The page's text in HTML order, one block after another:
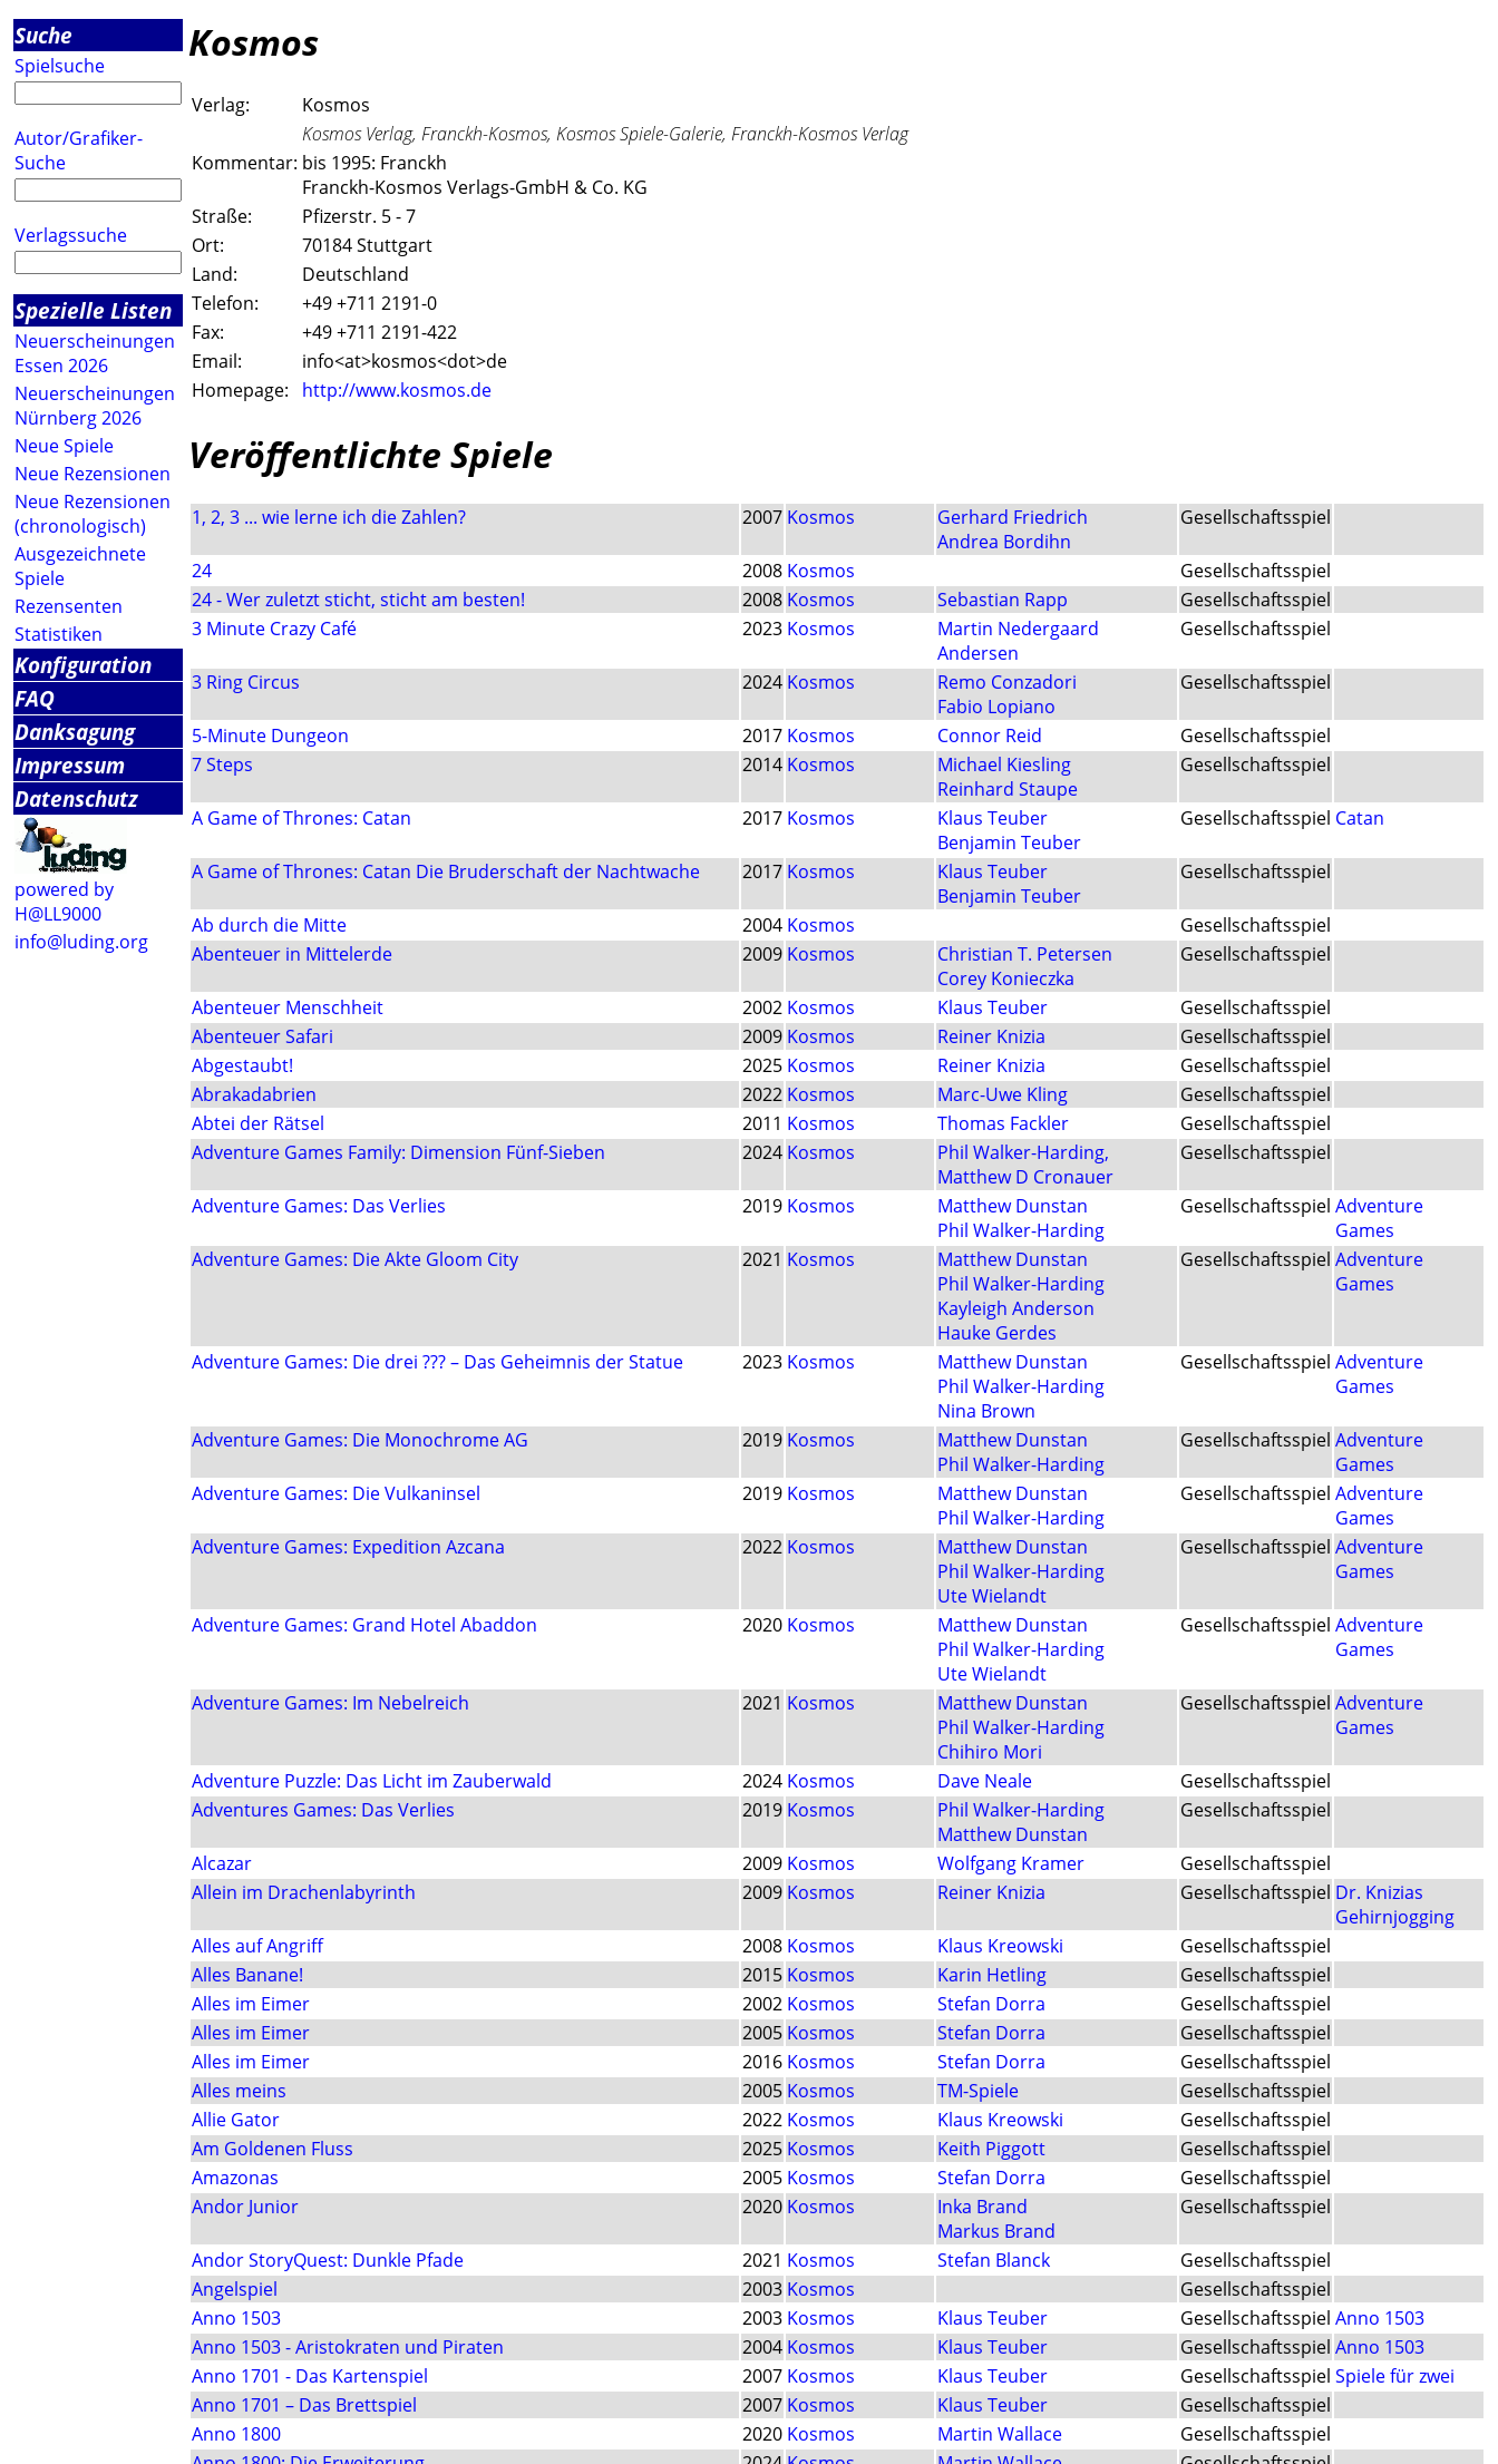
Suche
Spielsuche
Autor/Grafiker-
Suche
Verlagssuche
Spezielle Listen
Neuerscheinungen
Essen 2026
Neuerscheinungen
Nürnberg 2026
Neue Spiele
Neue Rezensionen
Neue Rezensionen
(chronologisch)
Ausgezeichnete
Spiele
Rezensenten
Statistiken
Konfiguration
FAQ
Danksagung
Impressum
Datenschutz
powered by
H@LL9000
info@luding.org
Kosmos
Verlag:
Kosmos
Kosmos Verlag, Franckh-Kosmos, Kosmos Spiele-Galerie, Franckh-Kosmos Verlag
Kommentar: bis 1995: Franckh
Franckh-Kosmos Verlags-GmbH & Co. KG
Straße:
Pfizerstr. 5 - 7
Ort:
70184 Stuttgart
Land:
Deutschland
Telefon:
+49 +711 2191-0
Fax:
+49 +711 2191-422
Email:
info<at>kosmos<dot>de
Homepage:
http://www.kosmos.de
Veröffentlichte Spiele
1, 2, 3 ... wie lerne ich die Zahlen? 2007 Kosmos
Gerhard Friedrich
Andrea Bordihn
Gesellschaftsspiel
24 2008 Kosmos
Gesellschaftsspiel
24 - Wer zuletzt sticht, sticht am besten!
2008 Kosmos Sebastian Rapp
Gesellschaftsspiel
3 Minute Crazy Café
2023 Kosmos
Martin Nedergaard
Andersen
Gesellschaftsspiel
3 Ring Circus 2024 Kosmos
Remo Conzadori
Fabio Lopiano
Gesellschaftsspiel
5-Minute Dungeon 2017 Kosmos Connor Reid
Gesellschaftsspiel
7 Steps
2014 Kosmos
Michael Kiesling
Reinhard Staupe
Gesellschaftsspiel
A Game of Thrones: Catan 2017 Kosmos
Klaus Teuber
Benjamin Teuber
Gesellschaftsspiel Catan
A Game of Thrones: Catan Die Bruderschaft der Nachtwache 2017 Kosmos
Klaus Teuber
Benjamin Teuber
Gesellschaftsspiel
Ab durch die Mitte 2004 Kosmos
Gesellschaftsspiel
Abenteuer in Mittelerde
2009 Kosmos
Christian T. Petersen
Corey Konieczka
Gesellschaftsspiel
Abenteuer Menschheit 2002 Kosmos Klaus Teuber
Gesellschaftsspiel
Abenteuer Safari
2009 Kosmos Reiner Knizia
Gesellschaftsspiel
Abgestaubt!
2025 Kosmos Reiner Knizia
Gesellschaftsspiel
Abrakadabrien
2022 Kosmos Marc-Uwe Kling
Gesellschaftsspiel
Abtei der Rätsel
2011 Kosmos Thomas Fackler
Gesellschaftsspiel
Adventure Games Family: Dimension Fünf-Sieben
2024 Kosmos
Phil Walker-Harding,
Matthew D Cronauer
Gesellschaftsspiel
Adventure Games: Das Verlies 2019 Kosmos
Matthew Dunstan
Phil Walker-Harding
Gesellschaftsspiel Adventure
Games
Adventure Games: Die Akte Gloom City
2021 Kosmos
Matthew Dunstan
Phil Walker-Harding
Kayleigh Anderson
Hauke Gerdes
Gesellschaftsspiel Adventure
Games
Adventure Games: Die drei ??? – Das Geheimnis der Statue 2023 Kosmos
Matthew Dunstan
Phil Walker-Harding
Nina Brown
Gesellschaftsspiel Adventure
Games
Adventure Games: Die Monochrome AG 2019 Kosmos
Matthew Dunstan
Phil Walker-Harding
Gesellschaftsspiel Adventure
Games
Adventure Games: Die Vulkaninsel
2019 Kosmos
Matthew Dunstan
Phil Walker-Harding
Gesellschaftsspiel Adventure
Games
Adventure Games: Expedition Azcana
2022 Kosmos
Matthew Dunstan
Phil Walker-Harding
Ute Wielandt
Gesellschaftsspiel Adventure
Games
Adventure Games: Grand Hotel Abaddon 2020 Kosmos
Matthew Dunstan
Phil Walker-Harding
Ute Wielandt
Gesellschaftsspiel Adventure
Games
Adventure Games: Im Nebelreich 2021 Kosmos
Matthew Dunstan
Phil Walker-Harding
Chihiro Mori
Gesellschaftsspiel Adventure
Games
Adventure Puzzle: Das Licht im Zauberwald 2024 Kosmos Dave Neale
Gesellschaftsspiel
Adventures Games: Das Verlies
2019 Kosmos
Phil Walker-Harding
Matthew Dunstan
Gesellschaftsspiel
Alcazar 2009 Kosmos Wolfgang Kramer
Gesellschaftsspiel
Allein im Drachenlabyrinth
2009 Kosmos Reiner Knizia Gesellschaftsspiel Dr. Knizias
Gehirnjogging
Alles auf Angriff
2008 Kosmos Klaus Kreowski
Gesellschaftsspiel
Alles Banane!
2015 Kosmos Karin Hetling
Gesellschaftsspiel
Alles im Eimer
2002 Kosmos Stefan Dorra
Gesellschaftsspiel
Alles im Eimer
2005 Kosmos Stefan Dorra
Gesellschaftsspiel
Alles im Eimer
2016 Kosmos Stefan Dorra
Gesellschaftsspiel
Alles meins
2005 Kosmos TM-Spiele
Gesellschaftsspiel
Allie Gator
2022 Kosmos Klaus Kreowski
Gesellschaftsspiel
Am Goldenen Fluss
2025 Kosmos Keith Piggott
Gesellschaftsspiel
Amazonas
2005 Kosmos Stefan Dorra
Gesellschaftsspiel
Andor Junior
2020 Kosmos
Inka Brand
Markus Brand
Gesellschaftsspiel
Andor StoryQuest: Dunkle Pfade 2021 Kosmos Stefan Blanck
Gesellschaftsspiel
Angelspiel
2003 Kosmos
Gesellschaftsspiel
Anno 1503
2003 Kosmos Klaus Teuber Gesellschaftsspiel Anno 1503
Anno 1503 - Aristokraten und Piraten
2004 Kosmos Klaus Teuber Gesellschaftsspiel Anno 1503
Anno 1701 - Das Kartenspiel
2007 Kosmos Klaus Teuber Gesellschaftsspiel Spiele für zwei
Anno 1701 – Das Brettspiel
2007 Kosmos Klaus Teuber
Gesellschaftsspiel
Anno 1800
2020 Kosmos Martin Wallace
Gesellschaftsspiel